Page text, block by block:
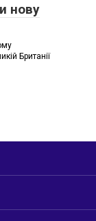
нову
Британії